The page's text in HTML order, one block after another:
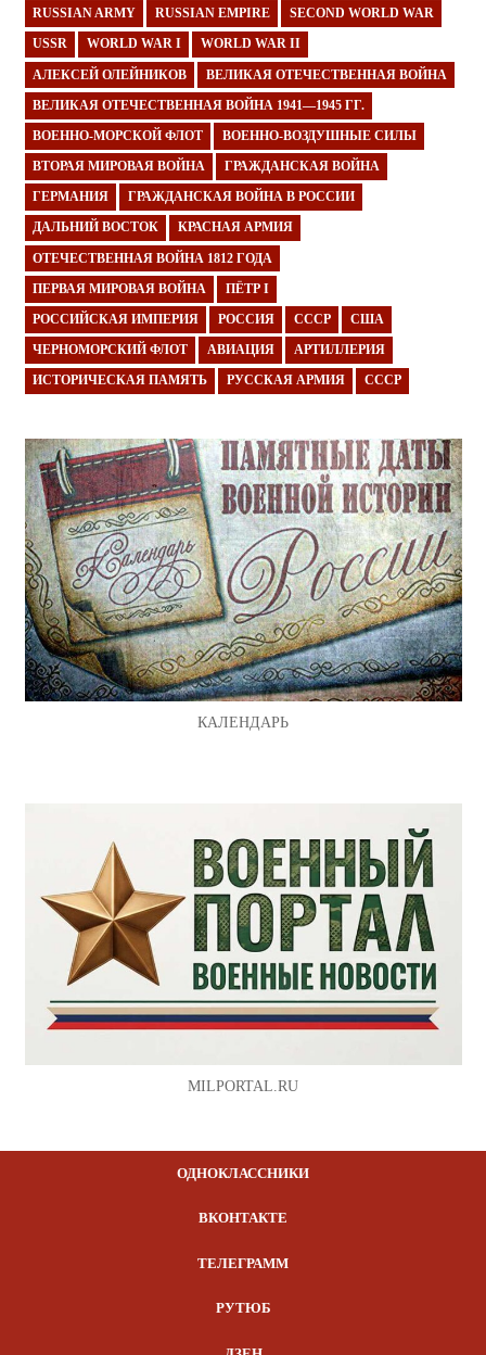
RUSSIAN ARMY RUSSIAN EMPIRE SECOND WORLD WAR
USSR WORLD WAR I WORLD WAR II
АЛЕКСЕЙ ОЛЕЙНИКОВ ВЕЛИКАЯ ОТЕЧЕСТВЕННАЯ ВОЙНА
ВЕЛИКАЯ ОТЕЧЕСТВЕННАЯ ВОЙНА 1941—1945 ГГ.
ВОЕННО-МОРСКОЙ ФЛОТ ВОЕННО-ВОЗДУШНЫЕ СИЛЫ
ВТОРАЯ МИРОВАЯ ВОЙНА ГРАЖДАНСКАЯ ВОЙНА
ГЕРМАНИЯ ГРАЖДАНСКАЯ ВОЙНА В РОССИИ
ДАЛЬНИЙ ВОСТОК КРАСНАЯ АРМИЯ
ОТЕЧЕСТВЕННАЯ ВОЙНА 1812 ГОДА
ПЕРВАЯ МИРОВАЯ ВОЙНА ПЁТР I
РОССИЙСКАЯ ИМПЕРИЯ РОССИЯ СССР США
ЧЕРНОМОРСКИЙ ФЛОТ АВИАЦИЯ АРТИЛЛЕРИЯ
ИСТОРИЧЕСКАЯ ПАМЯТЬ РУССКАЯ АРМИЯ СССР
КАЛЕНДАРЬ
MILPORTAL.RU
ОДНОКЛАССНИКИ
ВКОНТАКТЕ
ТЕЛЕГРАММ
РУТЮБ